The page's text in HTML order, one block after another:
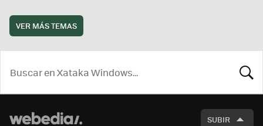
VER MÁS TEMAS
SUBIR